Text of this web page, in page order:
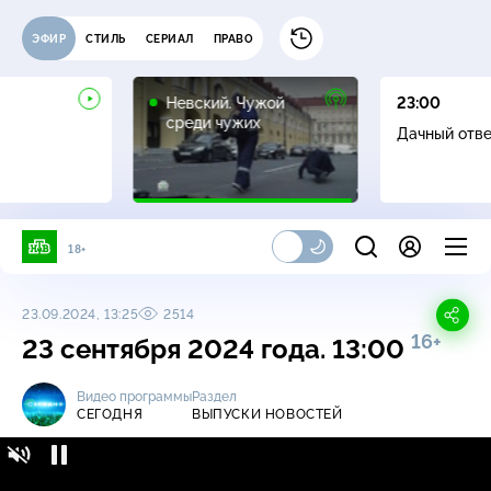
ЭФИР СТИЛЬ СЕРИАЛ ПРАВО
Невский. Чужой
среди чужих
16+
23:00
Дачный
18+
23.09.2024, 13:25 2514
23 сентября 2024 года. 13:00 16+
Видео программы
СЕГОДНЯ
Раздел
ВЫПУСКИ НОВОСТЕЙ